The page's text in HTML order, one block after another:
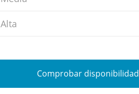
Alta
Comprobar disponibilidad